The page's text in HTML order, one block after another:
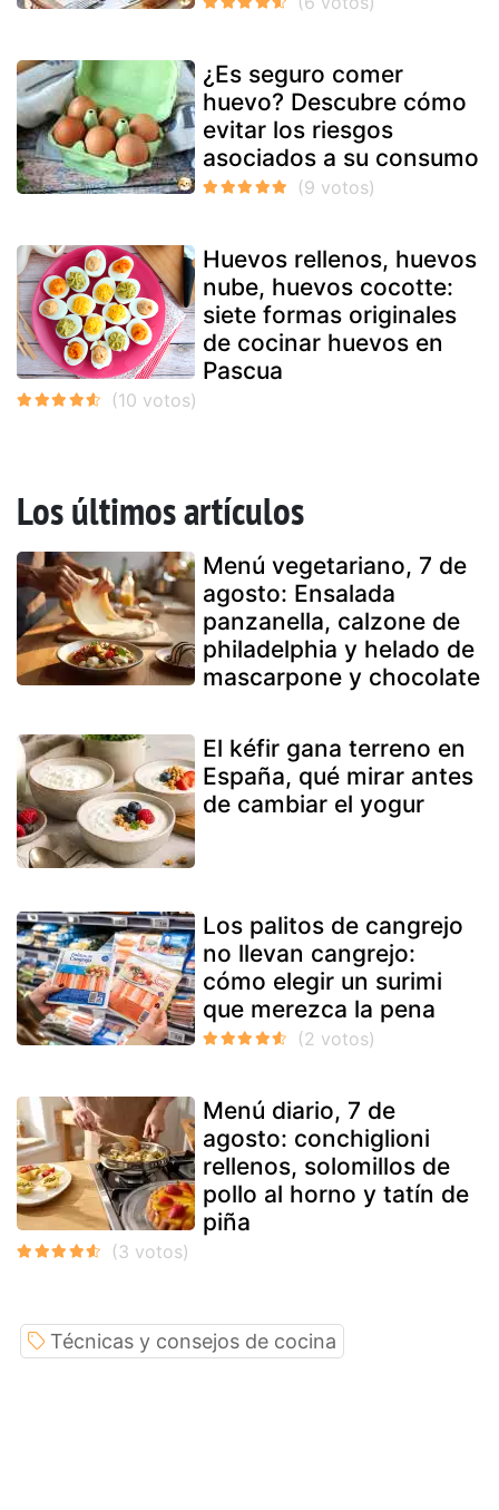
¿Es seguro comer
huevo? Descubre cómo
evitar los riesgos
asociados a su consumo
Huevos rellenos, huevos
nube, huevos cocotte:
siete formas originales
de cocinar huevos en
Pascua
Los últimos artículos
Menú vegetariano, 7 de
agosto: Ensalada
panzanella, calzone de
philadelphia y helado de
mascarpone y chocolate
El kéfir gana terreno en
España, qué mirar antes
de cambiar el yogur
Los palitos de cangrejo
no llevan cangrejo:
cómo elegir un surimi
que merezca la pena
Menú diario, 7 de
agosto: conchiglioni
rellenos, solomillos de
pollo al horno y tatín de
piña
Técnicas y consejos de cocina